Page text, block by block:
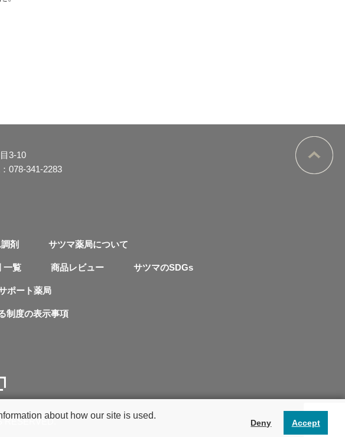
3-10
078-341-2283
剤 サツマ薬局について
一覧 商品レビュー サツマのSDGs
ポート薬局
制度の表示事項
RESERVED.
about how our site is used.
Deny Accept